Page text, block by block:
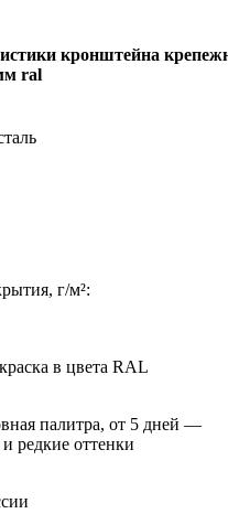
кронштейна
ral
г/м²:
в цвета RAL
палитра, от 5 дней —
редкие оттенки